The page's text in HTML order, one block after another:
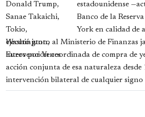
estadounidense
Banco de la
York en calidad de
ejecutó junto al Ministerio de Finanzas
intervención coordinada de compra de
acción conjunta de esa naturaleza
intervención bilateral de cualquier signo